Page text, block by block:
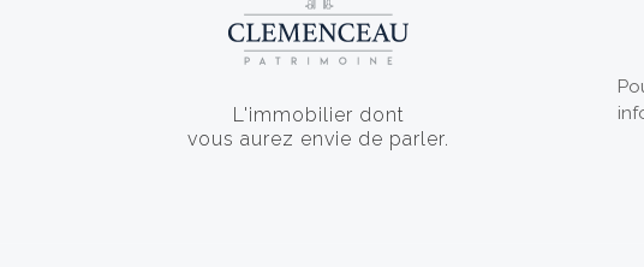
L'immobilier dont
vous aurez envie de parler.